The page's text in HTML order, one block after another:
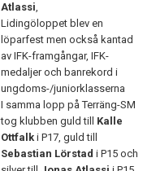
Atlassi,
Lidingöloppet blev en
löparfest men också kantad
av IFK-framgångar, IFK-
medaljer och banrekord i
ungdoms-/juniorklasserna
I samma lopp på Terräng-SM
tog klubben guld till Kalle
Ottfalk i P17, guld till
Sebastian Lörstad i P15 och